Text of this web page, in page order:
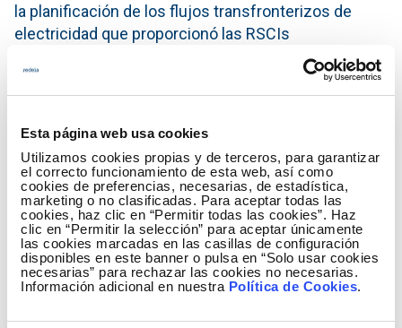
Esta página web usa cookies
Utilizamos cookies propias y de terceros, para garantizar
el correcto funcionamiento de esta web, así como
cookies de preferencias, necesarias, de estadística,
marketing o no clasificadas. Para aceptar todas las
cookies, haz clic en “Permitir todas las cookies”. Haz
clic en “Permitir la selección” para aceptar únicamente
las cookies marcadas en las casillas de configuración
disponibles en este banner o pulsa en “Solo usar cookies
necesarias” para rechazar las cookies no necesarias.
Información adicional en nuestra Política de Cookies.
la planificación de los flujos transfronterizos de
electricidad que proporcionó las RSCIs
complementó la operación en tiempo real de los
TSOs y permitió una mejor coordinación de las
acciones.
"Nuestra gestión de este eclipse solar es un claro
ejemplo de que el enfoque, regional y desde la base,
de los TSOs para una coordinación eficaz es el
camino correcto a seguir", dijo Bornard.
Los TSOs habían decidido duplicar su personal en
las salas de control para este evento. También
habían planificado, como parte de los trabajos